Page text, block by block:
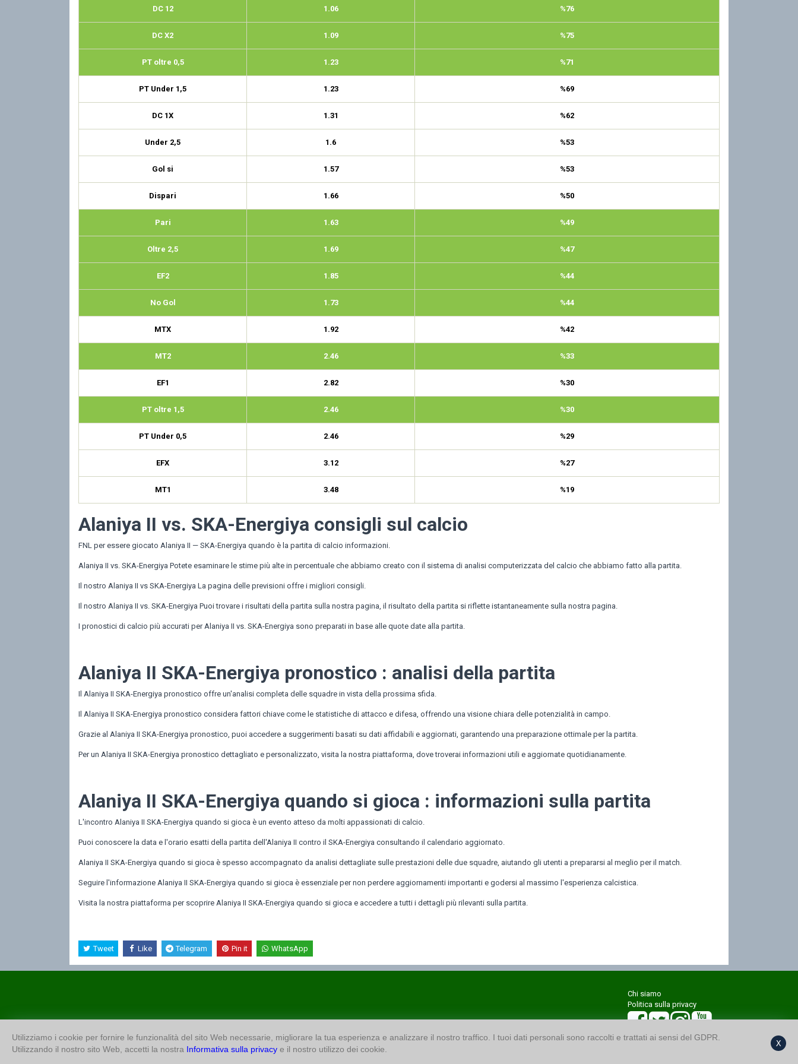
DC 12 1.06 %76
DC X2 1.09 %75
PT oltre 0,5 1.23 %71
PT Under 1,5 1.23 %69
DC 1X 1.31 %62
Under 2,5 1.6 %53
Gol si 1.57 %53
Dispari 1.66 %50
Pari 1.63 %49
Oltre 2,5 1.69 %47
EF2 1.85 %44
No Gol 1.73 %44
MTX 1.92 %42
MT2 2.46 %33
EF1 2.82 %30
PT oltre 1,5 2.46 %30
PT Under 0,5 2.46 %29
EFX 3.12 %27
MT1 3.48 %19
Alaniya II vs. SKA-Energiya consigli sul calcio
FNL per essere giocato Alaniya II — SKA-Energiya quando è la partita di calcio informazioni.
Alaniya II vs. SKA-Energiya Potete esaminare le stime più alte in percentuale che abbiamo creato con il sistema di analisi computerizzata del calcio che abbiamo fatto alla partita.
Il nostro Alaniya II vs SKA-Energiya La pagina delle previsioni offre i migliori consigli.
Il nostro Alaniya II vs. SKA-Energiya Puoi trovare i risultati della partita sulla nostra pagina, il risultato della partita si riflette istantaneamente sulla nostra pagina.
I pronostici di calcio più accurati per Alaniya II vs. SKA-Energiya sono preparati in base alle quote date alla partita.
Alaniya II SKA-Energiya pronostico : analisi della partita
Il Alaniya II SKA-Energiya pronostico offre un'analisi completa delle squadre in vista della prossima sfida.
Il Alaniya II SKA-Energiya pronostico considera fattori chiave come le statistiche di attacco e difesa, offrendo una visione chiara delle potenzialità in campo.
Grazie al Alaniya II SKA-Energiya pronostico, puoi accedere a suggerimenti basati su dati affidabili e aggiornati, garantendo una preparazione ottimale per la partita.
Per un Alaniya II SKA-Energiya pronostico dettagliato e personalizzato, visita la nostra piattaforma, dove troverai informazioni utili e aggiornate quotidianamente.
Alaniya II SKA-Energiya quando si gioca : informazioni sulla partita
L'incontro Alaniya II SKA-Energiya quando si gioca è un evento atteso da molti appassionati di calcio.
Puoi conoscere la data e l'orario esatti della partita dell'Alaniya II contro il SKA-Energiya consultando il calendario aggiornato.
Alaniya II SKA-Energiya quando si gioca è spesso accompagnato da analisi dettagliate sulle prestazioni delle due squadre, aiutando gli utenti a prepararsi al meglio per il match.
Seguire l'informazione Alaniya II SKA-Energiya quando si gioca è essenziale per non perdere aggiornamenti importanti e godersi al massimo l'esperienza calcistica.
Visita la nostra piattaforma per scoprire Alaniya II SKA-Energiya quando si gioca e accedere a tutti i dettagli più rilevanti sulla partita.
Tweet Like Telegram Pin it WhatsApp
Chi siamo
Politica sulla privacy
Utilizziamo i cookie per fornire le funzionalità del sito Web necessarie, migliorare la tua esperienza e analizzare il nostro traffico. I tuoi dati personali sono raccolti e trattati ai sensi del GDPR.
Utilizzando il nostro sito Web, accetti la nostra Informativa sulla privacy e il nostro utilizzo dei cookie.
X